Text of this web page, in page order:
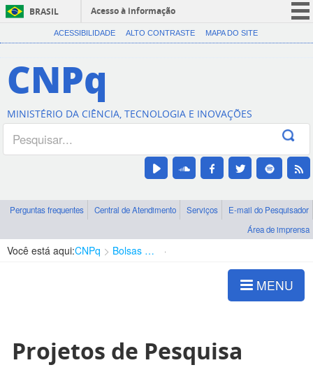
BRASIL
Acesso à informação
CORONAVÍRUS (COVID-19)
Canais
ACESSIBILIDADE ALTO CONTRASTE MAPA DO SITE
CNPq
MINISTÉRIO DA CIÊNCIA, TECNOLOGIA E INOVAÇÕES
Perguntas frequentes Central de Atendimento Serviços
E-mail do Pesquisador
Área de imprensa
Você está aqui:CNPq Bolsas e Auxílios Vigentes
MENU
Projetos de Pesquisa